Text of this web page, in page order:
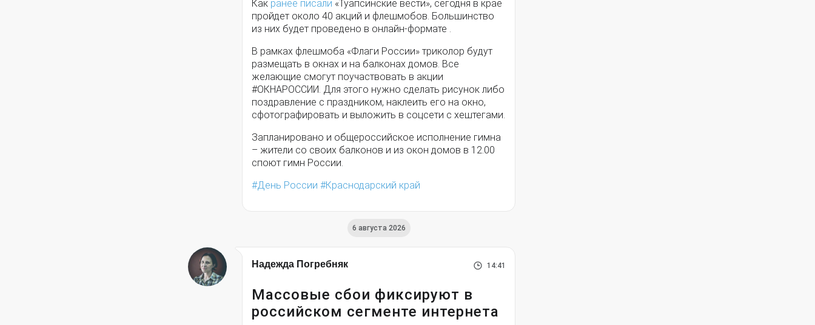
Как ранее писали «Туапсинские вести», сегодня в крае
пройдет около 40 акций и флешмобов. Большинство
из них будет проведено в онлайн-формате .
В рамках флешмоба «Флаги России» триколор будут
размещать в окнах и на балконах домов. Все
желающие смогут поучаствовать в акции
#ОКНАРОССИИ. Для этого нужно сделать рисунок либо
поздравление с праздником, наклеить его на окно,
сфотографировать и выложить в соцсети с хештегами.
Запланировано и общероссийское исполнение гимна
– жители со своих балконов и из окон домов в 12.00
споют гимн России.
День России
Краснодарский край
6 августа 2026
Надежда Погребняк 14:41
Массовые сбои фиксируют в
российском сегменте интернета